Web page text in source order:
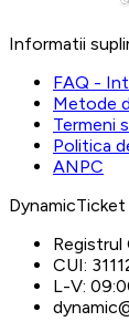
Informatii
FAQ -
Metode
Termeni
Politica
ANPC
DynamicTicket
Registrul
CUI:
L-V: